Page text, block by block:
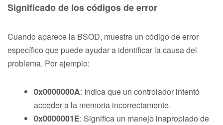
Significado de los códigos de error
Cuando aparece la BSOD, muestra un código de error
específico que puede ayudar a identificar la causa del
problema. Por ejemplo:
0x0000000A: Indica que un controlador intentó
acceder a la memoria incorrectamente.
0x0000001E: Significa un manejo inapropiado de